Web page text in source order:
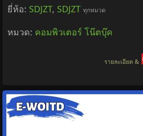
ยี่ห้อ: SDJZT, SDJZT ทุกหมวด
หมวด: คอมพิวเตอร์ โน๊ตบุ๊ค
รายละเอียด &